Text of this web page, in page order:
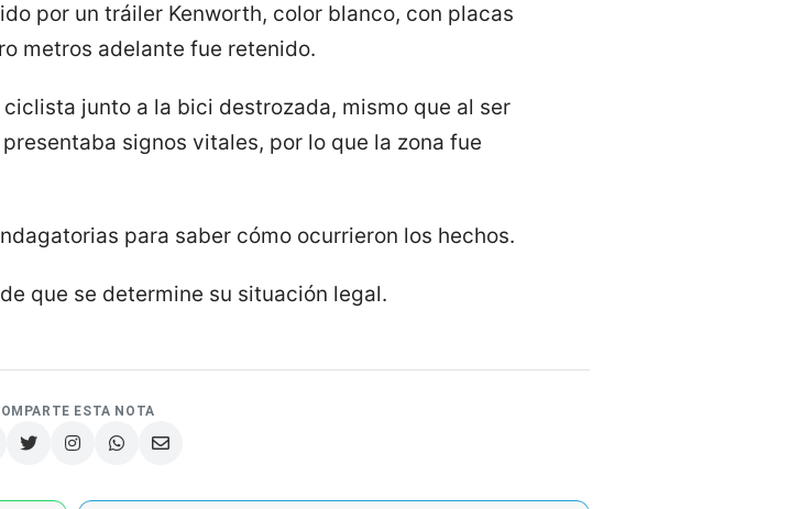
por un tráiler Kenworth, color blanco, con placas
metros adelante fue retenido.
junto a la bici destrozada, mismo que al ser
signos vitales, por lo que la zona fue
para saber cómo ocurrieron los hechos.
que se determine su situación legal.
ESTA NOTA